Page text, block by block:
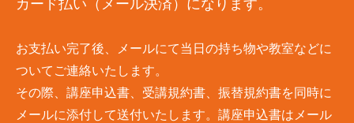
カード払い（メール決済）になります。
お支払い完了後、メールにて当日の持ち物や教室などに
ついてご連絡いたします。
その際、講座申込書、受講規約書、振替規約書を同時に
メールに添付して送付いたします。講座申込書はメール